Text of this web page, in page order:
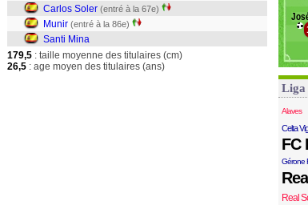
Carlos Soler (entré à la 67e)
Munir (entré à la 86e)
Santi Mina
179,5 : taille moyenne des titulaires (cm)
26,5 : age moyen des titulaires (ans)
Liga
Alaves
Celta
FC
Gérone
Real